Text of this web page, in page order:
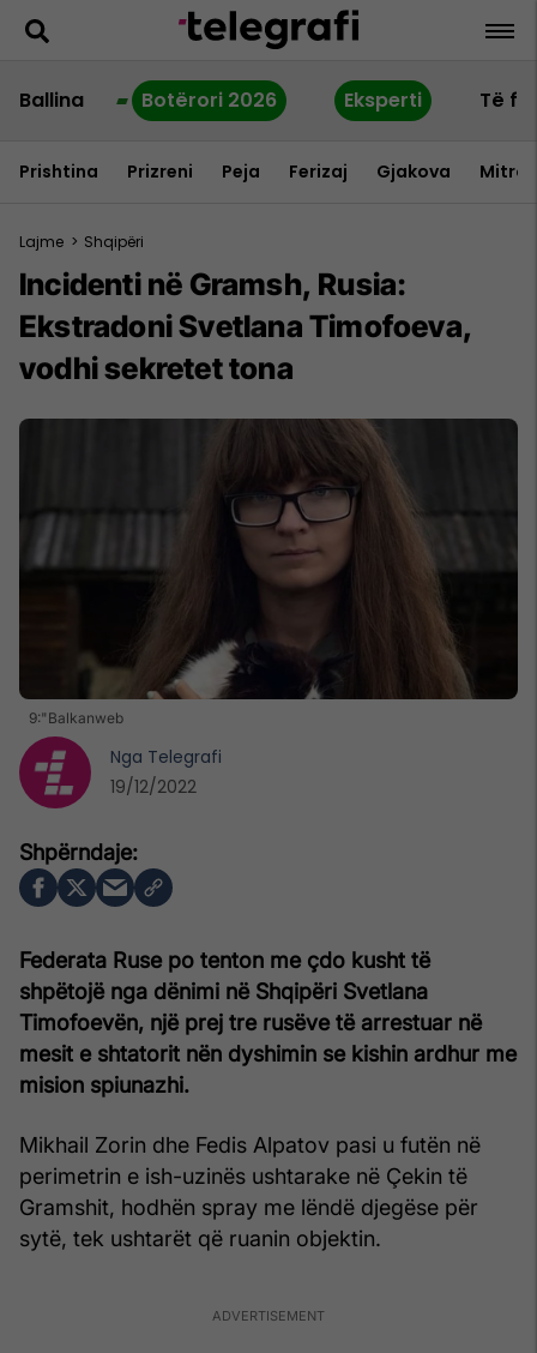
Ballina Botërori 2026 Eksperti Të
Prishtina Prizreni Peja Ferizaj Gjakova
Lajme > Shqipëri
Incidenti në Gramsh, Rusia:
Ekstradoni Svetlana Timofoeva,
vodhi sekretet tona
9:"Balkanweb
Federata Ruse po tenton me çdo kusht të
shpëtojë nga dënimi në Shqipëri Svetlana
Timofoevën, një prej tre rusëve të arrestuar në
mesit e shtatorit nën dyshimin se kishin ardhur me
mision spiunazhi.
Mikhail Zorin dhe Fedis Alpatov pasi u futën në
perimetrin e ish-uzinës ushtarake në Çekin të
Gramshit, hodhën spray me lëndë djegëse për
sytë, tek ushtarët që ruanin objektin.
Nga Telegrafi
19/12/2022